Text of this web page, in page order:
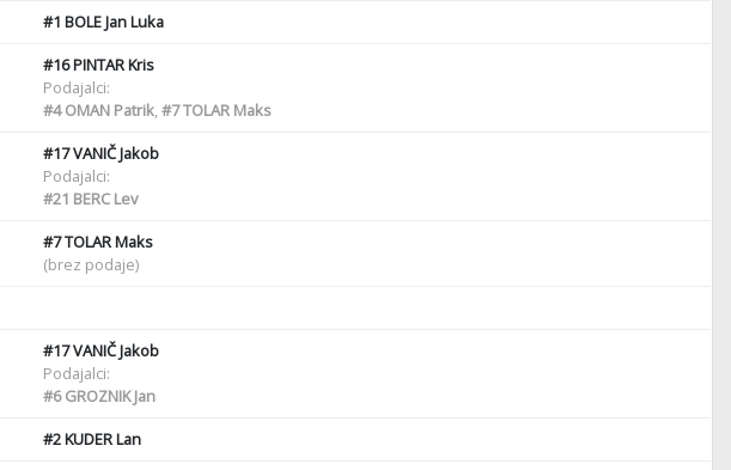
#1 BOLE Jan Luka
#16PINTAR Kris
Podajalci:
#4OMAN Patrik,#7TOLAR Maks
#17VANIČ Jakob
Podajalci:
#21 BERC Lev
#7TOLAR Maks
(brez podaje)
#17VANIČ Jakob
Podajalci:
#6GROZNIK Jan
#2KUDER Lan